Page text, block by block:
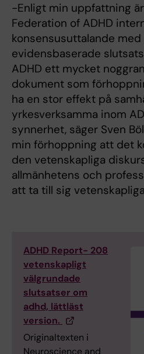
-Enligt min uppfattning
Federation of ADHD
konsensusuttalande
evidensbaserade
ADHD ett mycket
dokument som
ha en stor effekt på
yrkesverksamma inom
synnerhet, säger Sven
min förhoppning att det
den vetenskapliga
allmänhetens och
att ta till sig
ADHD Report- 208
vetenskapligt
välgrundade
slutsatser om
adhd, lättläst
version.
Originaltexten i
Neuroscience and